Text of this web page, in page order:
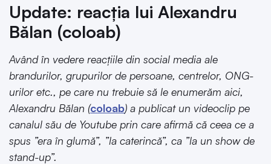
Update: reacția lui Alexandru
Bălan (coloab)
Având în vedere reacțiile din social media ale
brandurilor, grupurilor de persoane, centrelor, ONG-
urilor etc., pe care nu trebuie să le enumerăm aici,
Alexandru Bălan (coloab) a publicat un videoclip pe
canalul său de Youtube prin care afirmă că ceea ce a
spus ”era în glumă”, ”la caterincă”, ca ”la un show de
stand-up”.